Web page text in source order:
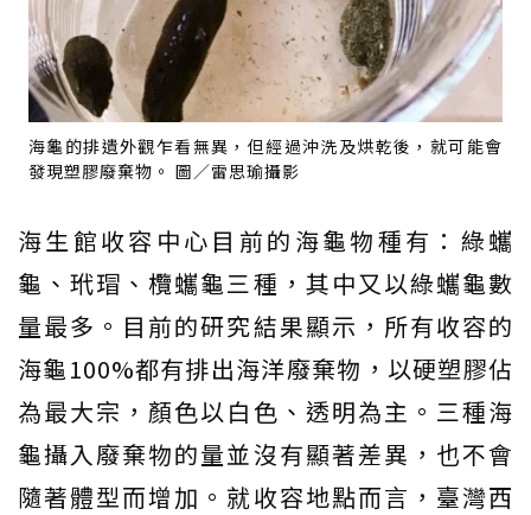
海龜的排遺外觀乍看無異，但經過沖洗及烘乾後，就可能會
發現塑膠廢棄物。 圖／雷思瑜攝影
海生館收容中心目前的海龜物種有：綠蠵
龜、玳瑁、欖蠵龜三種，其中又以綠蠵龜數
量最多。目前的研究結果顯示，所有收容的
海龜100%都有排出海洋廢棄物，以硬塑膠佔
為最大宗，顏色以白色、透明為主。三種海
龜攝入廢棄物的量並沒有顯著差異，也不會
隨著體型而增加。就收容地點而言，臺灣西